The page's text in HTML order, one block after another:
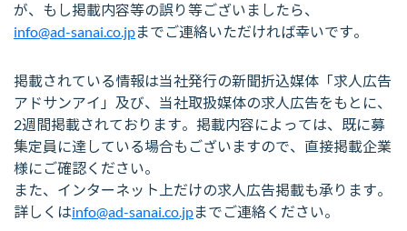
が、もし掲載内容等の誤り等ございましたら、
info@ad-sanai.co.jpまでご連絡いただければ幸いです。
掲載されている情報は当社発行の新聞折込媒体「求人広告
アドサンアイ」及び、当社取扱媒体の求人広告をもとに、
2週間掲載されております。掲載内容によっては、既に募
集定員に達している場合もございますので、直接掲載企業
様にご確認ください。
また、インターネット上だけの求人広告掲載も承ります。
詳しくはinfo@ad-sanai.co.jpまでご連絡ください。